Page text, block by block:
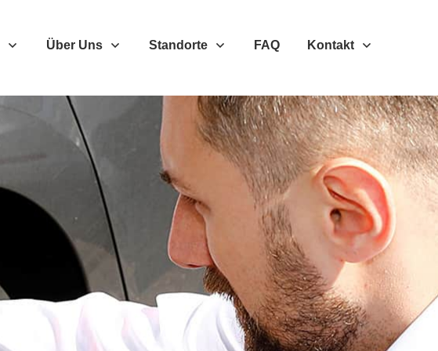
Über Uns Standorte FAQ Kontakt